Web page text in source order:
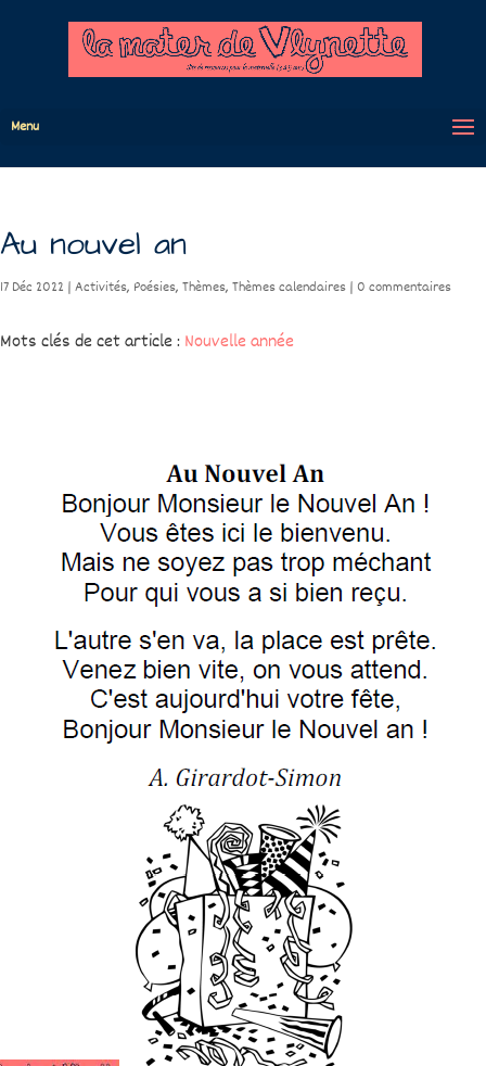
Menu
Au nouvel an
17 Déc 2022 | Activités, Poésies, Thèmes, Thèmes calendaires | 0 commentaires
Mots clés de cet article : Nouvelle année